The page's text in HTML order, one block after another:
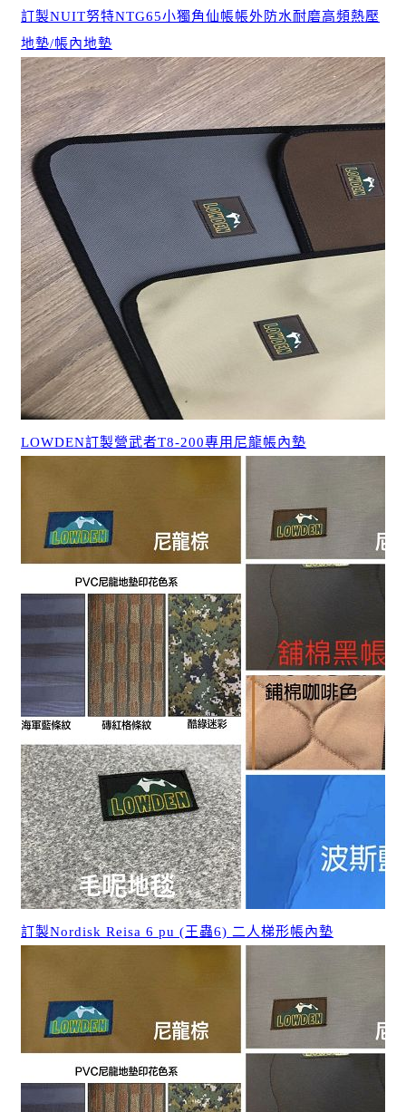
訂製NUIT努特NTG65小獨角仙帳帳外防水耐磨高頻熱壓
地墊/帳內地墊
LOWDEN訂製營武者T8-200專用尼龍帳內墊
訂製Nordisk Reisa 6 pu (王蟲6) 二人梯形帳內墊